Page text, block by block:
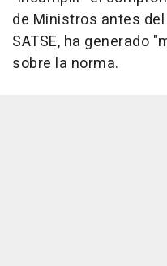
de Ministros antes
SATSE, ha generado
sobre la norma.